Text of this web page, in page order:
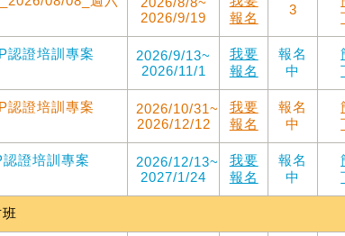
2026/9/19
報名
3
認證培訓專案
2026/9/13~
2026/11/1
我要
報名
報名
中
認證培訓專案
2026/10/31~
2026/12/12
我要
報名
報名
中
證培訓專案
2026/12/13~
2027/1/24
我要
報名
報名
中